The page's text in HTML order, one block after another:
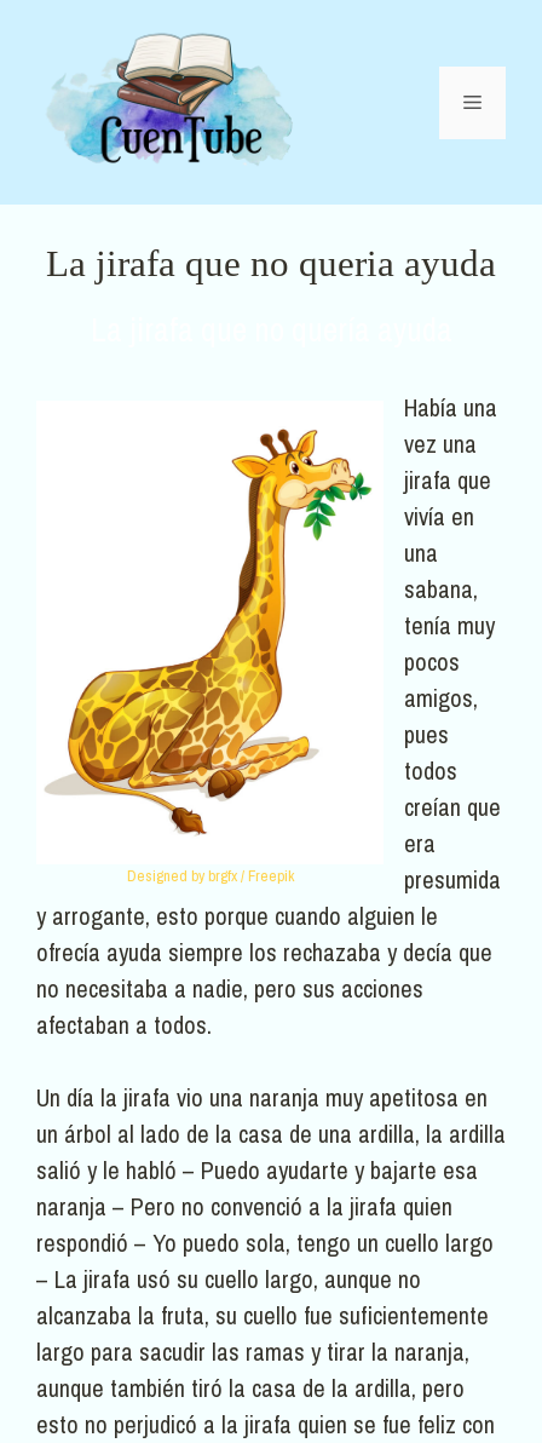
contenido
Menú
La jirafa que no queria ayuda
Designed by brgfx / Freepik
Había una
vez una
jirafa que
vivía en
una
sabana,
tenía muy
pocos
amigos,
pues
todos
creían que
era
presumida
y arrogante, esto porque cuando alguien le
ofrecía ayuda siempre los rechazaba y decía que
no necesitaba a nadie, pero sus acciones
afectaban a todos.
Un día la jirafa vio una naranja muy apetitosa en
un árbol al lado de la casa de una ardilla, la ardilla
salió y le habló – Puedo ayudarte y bajarte esa
naranja – Pero no convenció a la jirafa quien
respondió – Yo puedo sola, tengo un cuello largo
– La jirafa usó su cuello largo, aunque no
alcanzaba la fruta, su cuello fue suficientemente
largo para sacudir las ramas y tirar la naranja,
aunque también tiró la casa de la ardilla, pero
esto no perjudicó a la jirafa quien se fue feliz con